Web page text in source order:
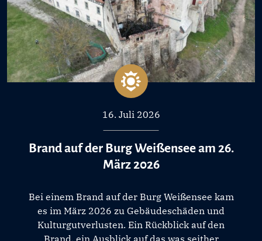
16. Juli 2026
Brand auf der Burg Weißensee am 26.
März 2026
Bei einem Brand auf der Burg Weißensee kam
es im März 2026 zu Gebäudeschäden und
Kulturgutverlusten. Ein Rückblick auf den
Brand, ein Ausblick auf das was seither